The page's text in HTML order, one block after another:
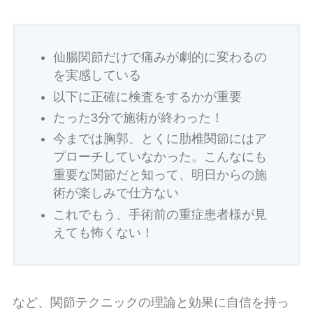
仙腸関節だけで痛みが劇的に変わるの
を実感している
以下に正確に検査をするかが重要
たった3分で施術が終わった！
今までは胸郭、とくに肋椎関節にはア
プローチしていなかった。こんなにも
重要な関節だと知って、明日からの施
術が楽しみで仕方ない
これでもう、手術前の重症患者様が見
えても怖くない！
など、関節テクニックの理論と効果に自信を持っ